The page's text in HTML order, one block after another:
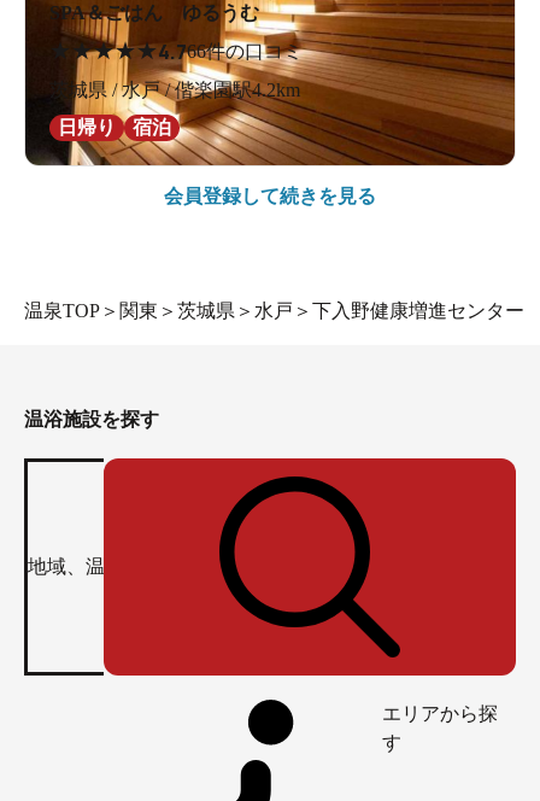
SPA＆ごはん ゆるうむ
★ ★★★★4.766件の口コミ
茨城県 / 水戸 / 偕楽園駅4.2km
日帰り
宿泊
会員登録して続きを見る
温泉TOP ＞ 関東 ＞ 茨城県 ＞ 水戸 ＞ 下入野健康増進センター
温浴施設を探す
エリアから探
す